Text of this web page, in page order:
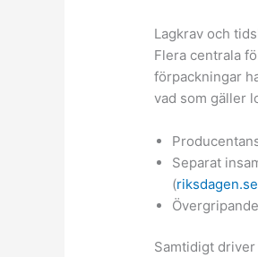
Lagkrav och
Flera centrala
förpackningar
vad som gäller
Separat
(riksdagen.se
Samtidigt